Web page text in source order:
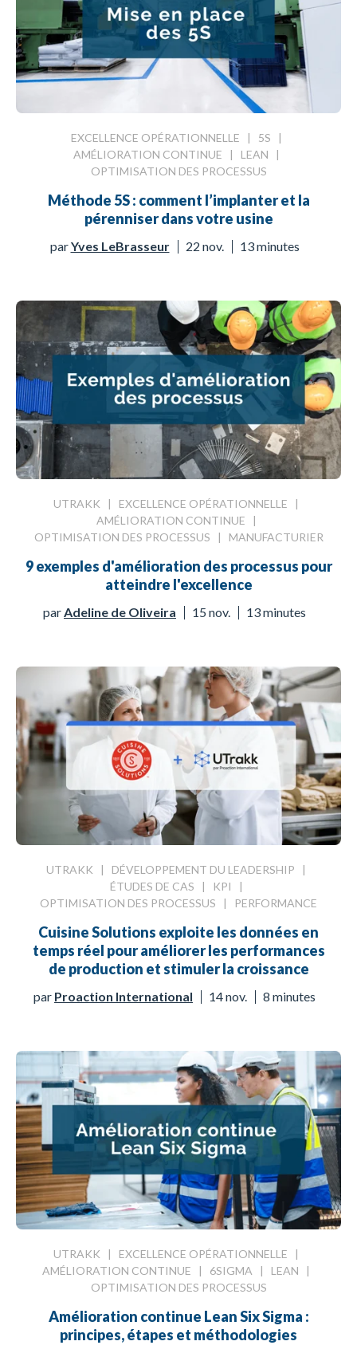
EXCELLENCE OPÉRATIONNELLE | 5S |
AMÉLIORATION CONTINUE | LEAN |
OPTIMISATION DES PROCESSUS
Méthode 5S : comment l’implanter et la
pérenniser dans votre usine
parYves LeBrasseur 22 nov. 13 minutes
UTRAKK | EXCELLENCE OPÉRATIONNELLE |
AMÉLIORATION CONTINUE |
OPTIMISATION DES PROCESSUS | MANUFACTURIER
9 exemples d'amélioration des processus pour
atteindre l'excellence
par Adeline de Oliveira 15 nov. 13 minutes
UTRAKK | DÉVELOPPEMENT DU LEADERSHIP |
ÉTUDES DE CAS | KPI |
OPTIMISATION DES PROCESSUS | PERFORMANCE
Cuisine Solutions exploite les données en
temps réel pour améliorer les performances
de production et stimuler la croissance
par Proaction International 14 nov. 8 minutes
UTRAKK | EXCELLENCE OPÉRATIONNELLE |
AMÉLIORATION CONTINUE | 6SIGMA | LEAN |
OPTIMISATION DES PROCESSUS
Amélioration continue Lean Six Sigma :
principes, étapes et méthodologies